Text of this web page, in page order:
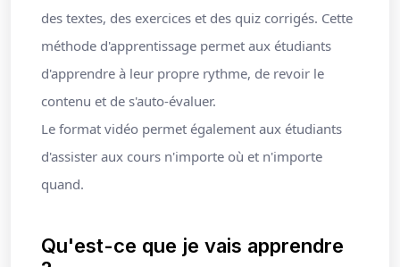
des textes, des exercices et des quiz corrigés. Cette
méthode d'apprentissage permet aux étudiants
d'apprendre à leur propre rythme, de revoir le
contenu et de s'auto-évaluer.
Le format vidéo permet également aux étudiants
d'assister aux cours n'importe où et n'importe
quand.
Qu'est-ce que je vais apprendre